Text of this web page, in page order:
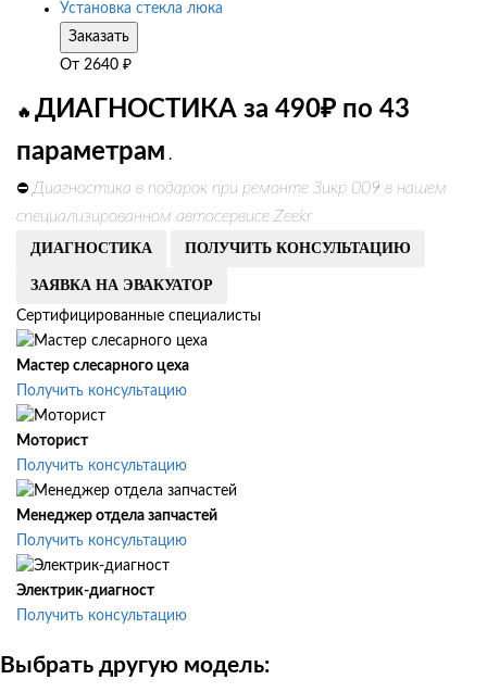
Установка стекла люка
Заказать
От 2640 ₽
🔥 ДИАГНОСТИКА за 490₽ по 43
параметрам .
⛔ Диагностика в подарок при ремонте Зикр 009 в нашем
специализированном автосервисе Zeekr
ДИАГНОСТИКА ПОЛУЧИТЬ КОНСУЛЬТАЦИЮ
ЗАЯВКА НА ЭВАКУАТОР
Сертифицированные специалисты
Мастер слесарного цеха
Получить консультацию
Моторист
Получить консультацию
Менеджер отдела запчастей
Получить консультацию
Электрик-диагност
Получить консультацию
Выбрать другую модель: